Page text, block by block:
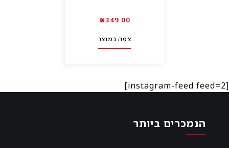
₪349.00
צפה במוצר
[instagram-feed feed=2]
הנמכרים ביותר